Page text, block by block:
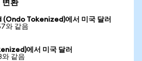
변환
Tokenized)에서 미국 달러
와 같음
에서 미국 달러
같음